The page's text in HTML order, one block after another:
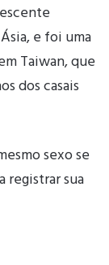
e foi uma
Taiwan, que
dos casais
sexo se
registrar sua